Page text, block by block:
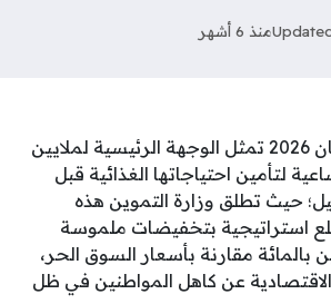
منذ 6 أشهر
معارض أهلا رمضان 2026 تمثل الوجهة الرئيسية لملايين
لتأمين احتياجاتها الغذائية قبل
حيث تطلق وزارة التموين هذه
استراتيجية بتخفيضات ملموسة
بالمائة مقارنة بأسعار السوق الحر،
عن كاهل المواطنين في ظل